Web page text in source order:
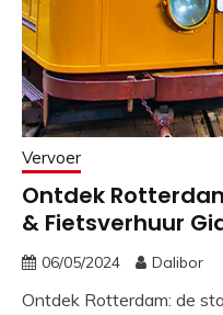
Vervoer
Ontdek
& Fietsverhuur
06/05/2024 Dalibor
Ontdek Rotterdam: de